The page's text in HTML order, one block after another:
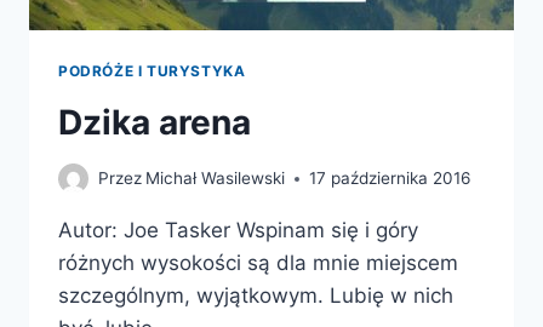
PODRÓŻE I TURYSTYKA
Dzika arena
Przez Michał Wasilewski 17 października 2016
Autor: Joe Tasker Wspinam się i góry
różnych wysokości są dla mnie miejscem
szczególnym, wyjątkowym. Lubię w nich